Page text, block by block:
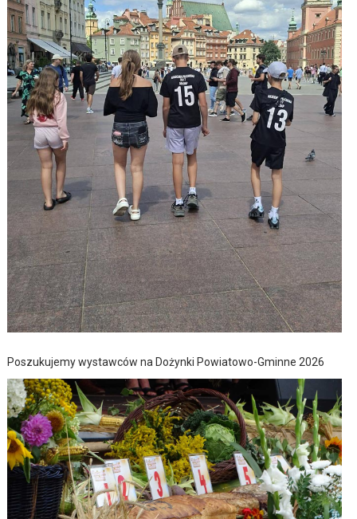
Poszukujemy wystawców na Dożynki Powiatowo-Gminne 2026